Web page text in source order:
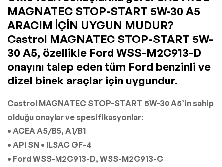
MAGNATEC STOP-START 5W-30 A5
ARACIM İÇİN UYGUN MUDUR?
Castrol MAGNATEC STOP-START 5W-
30 A5, özellikle Ford WSS-M2C913-D
onayını talep eden tüm Ford benzinli ve
dizel binek araçlar için uygundur.
Castrol MAGNATEC STOP-START 5W-30 A5’in sahip
olduğu onaylar ve spesifikasyonlar:
• ACEA A5/B5, A1/B1
• API SN • ILSAC GF-4
• Ford WSS-M2C913-D, WSS-M2C913-C